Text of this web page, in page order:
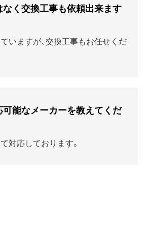
く交換工事も依頼出来ます
いますが、交換工事もお任せくだ
能なメーカーを教えてくだ
対応しております。